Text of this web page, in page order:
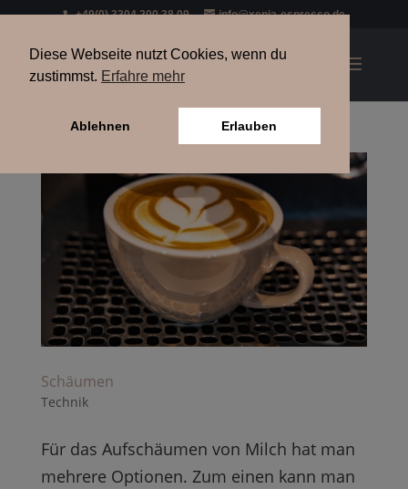
+49(0) 3304 200 38 09 info@xenia-espresso.de
Schäumen
Technik
Für das Aufschäumen von Milch hat man
mehrere Optionen. Zum einen kann man
Diese Webseite nutzt Cookies, wenn du
zustimmst. Erfahre mehr
Ablehnen Erlauben